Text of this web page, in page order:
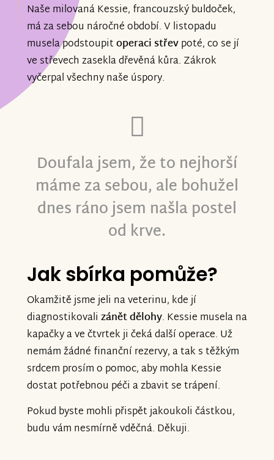
Naše milovaná Kessie, francouzský buldoček,
má za sebou náročné období. V listopadu
musela podstoupitoperaci střevpoté, co se jí
ve střevech zasekla dřevěná kůra. Zákrok
vyčerpal všechny naše úspory.
Doufala jsem, že to nejhorší
máme za sebou, ale bohužel
dnes ráno jsem našla postel
od krve.
Jak sbírka pomůže?
Okamžitě jsme jeli na veterinu, kde jí
diagnostikovali zánět dělohy. Kessie musela na
kapačky a ve čtvrtek ji čeká další operace. Už
nemám žádné finanční rezervy, a tak s těžkým
srdcem prosím o pomoc, aby mohla Kessie
dostat potřebnou péči a zbavit se trápení.
Pokud byste mohli přispět jakoukoli částkou,
budu vám nesmírně vděčná. Děkuji.